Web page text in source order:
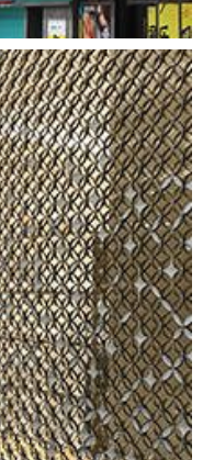
ျှ ပရိဘောဂများ၏
ကာ အခန်းတွင်းရှိ စခ
ျို့သော ပုံစံတစ်ခု ဖြစ်
င်၊ အချိုးကျခြင်းနှင့်